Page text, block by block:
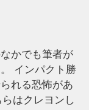
かでも筆者が
インパクト勝
れる恐怖があ
はクレヨンし